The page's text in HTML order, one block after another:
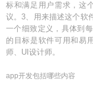
标和满足用户需求，这
议。3、用来描述这个软
一个细致定义，具体到
的目标是软件可用和易
师、UI设计师。
app开发包括哪些内容